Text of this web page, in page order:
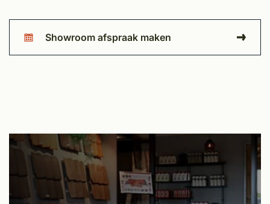
Showroom afspraak maken